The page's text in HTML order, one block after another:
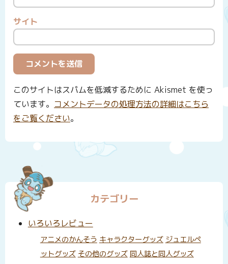
サイト
このサイトはスパムを低減するために Akismet を使っ
ています。 コメントデータの処理方法の詳細はこちら
をご覧ください。
カテゴリー
いろいろレビュー
アニメのかんそう キャラクターグッズ ジュエルペ
ットグッズ その他のグッズ 同人誌と同人グッズ